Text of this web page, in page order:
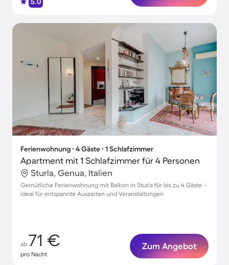
Ferienwohnung ∙ 4 Gäste ∙ 1 Schlafzimmer
Apartment mit 1 Schlafzimmer für 4 Personen
Sturla, Genua, Italien
Gemütliche Ferienwohnung mit Balkon in Sturla für bis zu 4 Gäste –
ideal für entspannte Auszeiten und Veranstaltungen
ab 71 €
pro Nacht
Zum Angebot